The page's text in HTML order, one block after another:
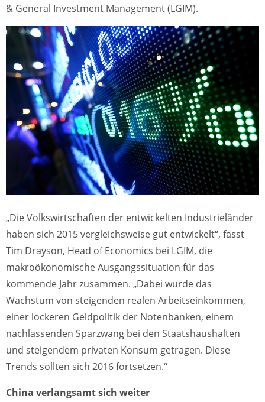
& General Investment Management (LGIM).
„Die Volkswirtschaften der entwickelten Industrieländer
haben sich 2015 vergleichsweise gut entwickelt“, fasst
Tim Drayson, Head of Economics bei LGIM, die
makroökonomische Ausgangssituation für das
kommende Jahr zusammen. „Dabei wurde das
Wachstum von steigenden realen Arbeitseinkommen,
einer lockeren Geldpolitik der Notenbanken, einem
nachlassenden Sparzwang bei den Staatshaushalten
und steigendem privaten Konsum getragen. Diese
Trends sollten sich 2016 fortsetzen.“
China verlangsamt sich weiter